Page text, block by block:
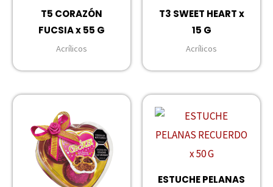
T5 CORAZÓN
FUCSIA x 55 G
Acrílicos
T3 SWEET HEART x
15 G
Acrílicos
ESTUCHE PELANAS